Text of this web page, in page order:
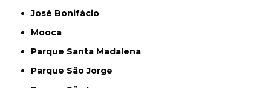
José Bonifácio
Mooca
Parque Santa Madalena
Parque São Jorge